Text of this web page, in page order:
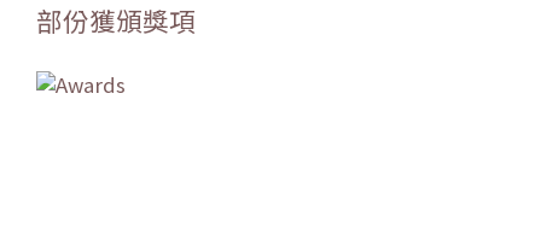
部份獲頒獎項